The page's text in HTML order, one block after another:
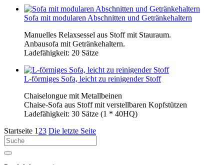
Sofa mit modularen Abschnitten und Getränkehaltern
Manuelles Relaxsessel aus Stoff mit Stauraum.
Anbausofa mit Getränkehaltern.
Ladefähigkeit: 20 Sätze
L-förmiges Sofa, leicht zu reinigender Stoff
Chaiselongue mit Metallbeinen
Chaise-Sofa aus Stoff mit verstellbaren Kopfstützen
Ladefähigkeit: 30 Sätze (1 * 40HQ)
Startseite 1 23 Die letzte Seite